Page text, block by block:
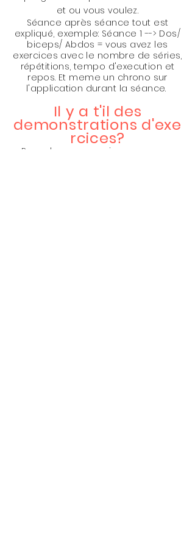
et ou vous voulez.
Séance après séance tout est
expliqué, exemple: Séance 1 --> Dos/
biceps/ Abdos = vous avez les
exercices avec le nombre de séries,
répétitions, tempo d'execution et
repos. Et meme un chrono sur
l'application durant la séance.
Il y a t'il des
demonstrations d'exe
rcices?
Pour chaque exercice,